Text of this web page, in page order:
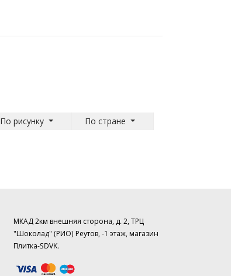
По рисунку По стране
МКАД 2км внешняя сторона, д. 2, ТРЦ
"Шоколад" (РИО) Реутов, -1 этаж, магазин
Плитка-SDVK.